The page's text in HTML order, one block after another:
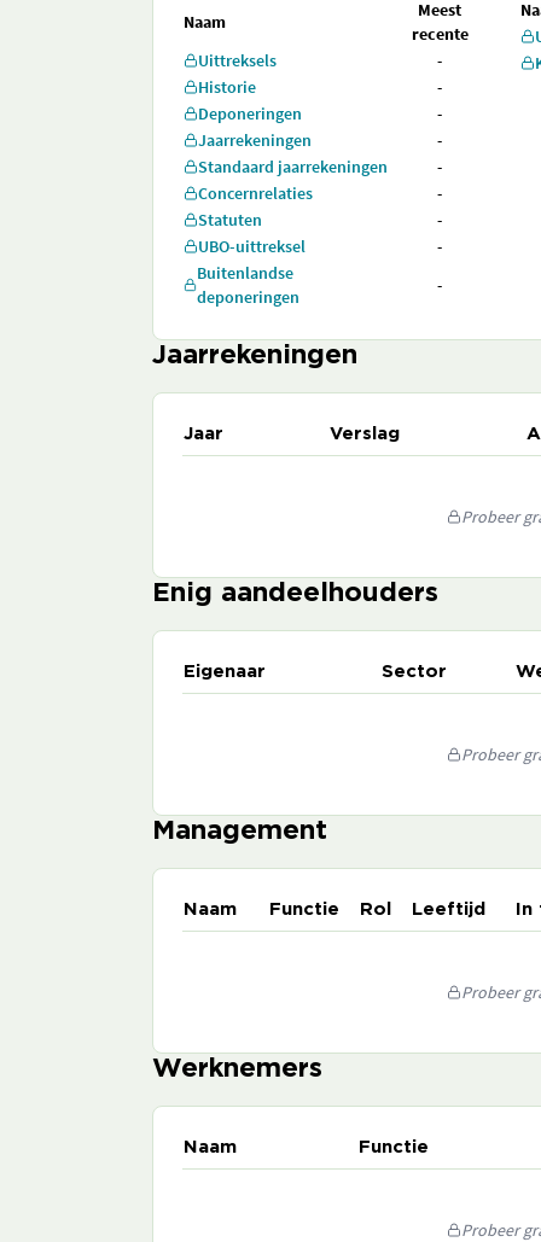
Naam
Meest
recente
Uittreksels
-
Historie
-
Deponeringen
-
Jaarrekeningen
-
Standaard jaarrekeningen
-
Concernrelaties
-
Statuten
-
UBO-uittreksel
-
Buitenlandse
deponeringen
-
Jaarrekeningen
Jaar Verslag
Probeer
Enig aandeelhouders
Eigenaar Sector
Probeer
Management
Naam Functie Rol Leeftijd
Probeer
Werknemers
Naam Functie
Probeer